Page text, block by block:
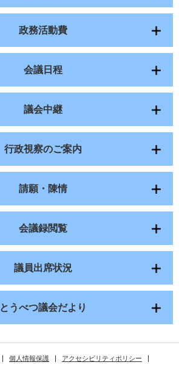
政務活動費
会議日程
議会中継
行政視察のご案内
請願・陳情
会議録閲覧
議員出席状況
とうべつ議会だより
個人情報保護
アクセシビリティポリシー